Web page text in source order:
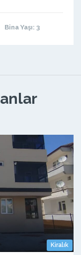
Bina Yaşı: 3
Kiralık